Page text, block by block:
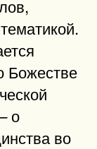
Божестве
о
во